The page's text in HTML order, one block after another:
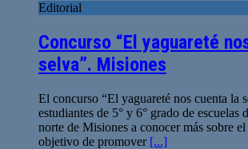
Editorial
Concurso “El yaguareté
selva”. Misiones
El concurso “El yaguareté nos cuenta la
estudiantes de 5° y 6° grado de escuelas
norte de Misiones a conocer más sobre
objetivo de promover [...]